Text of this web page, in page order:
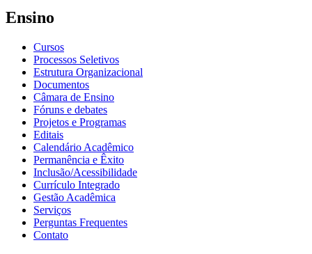
Ensino
Cursos
Processos Seletivos
Estrutura Organizacional
Documentos
Câmara de Ensino
Fóruns e debates
Projetos e Programas
Editais
Calendário Acadêmico
Permanência e Êxito
Inclusão/Acessibilidade
Currículo Integrado
Gestão Acadêmica
Serviços
Perguntas Frequentes
Contato